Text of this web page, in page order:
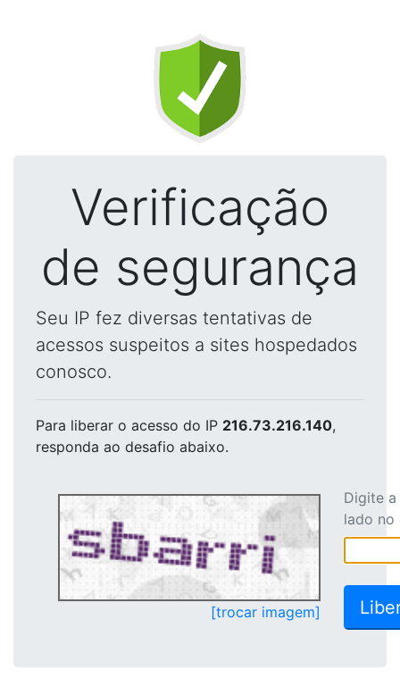
Verificação
de segurança
Seu IP fez diversas tentativas de
acessos suspeitos a sites hospedados
conosco.
Para liberar o acesso do IP 216.73.216.140,
responda ao desafio abaixo.
[trocar imagem]
Digite
lado no